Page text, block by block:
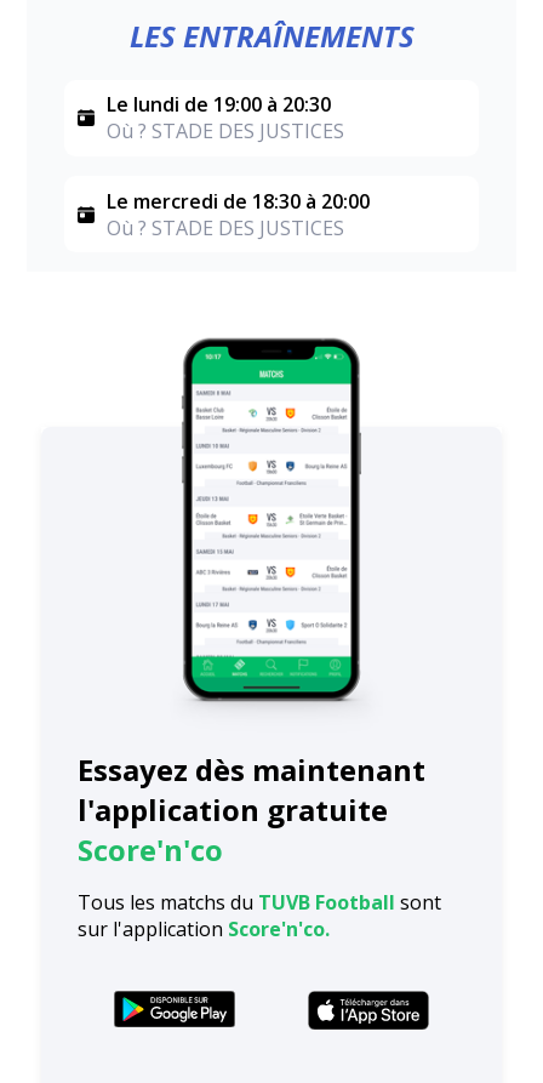
LES ENTRAÎNEMENTS
Le lundi de 19:00 à 20:30
Où ? STADE DES JUSTICES
Le mercredi de 18:30 à 20:00
Où ? STADE DES JUSTICES
Essayez dès maintenant
l'application gratuite
Score'n'co
Tous les matchs du TUVB Football sont
sur l'application Score'n'co.